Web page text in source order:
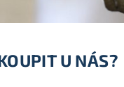
U NÁS?